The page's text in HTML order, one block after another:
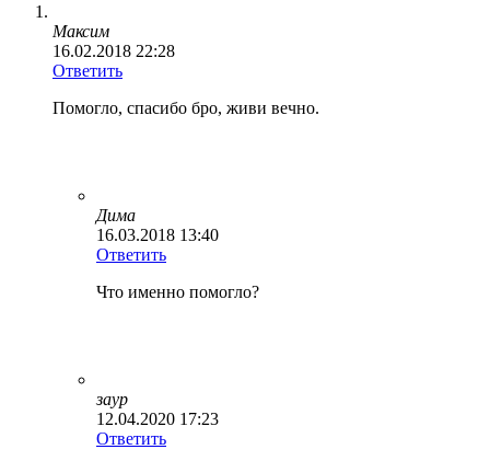
Максим
16.02.2018 22:28
Ответить
Помогло, спасибо бро, живи вечно.
Дима
16.03.2018 13:40
Ответить
Что именно помогло?
заур
12.04.2020 17:23
Ответить